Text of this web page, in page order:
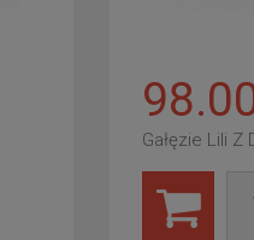
Gałęzie Lili Z